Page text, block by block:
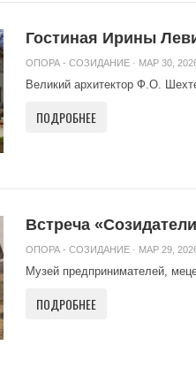
Гостиная Ирины
ОПОРА - СОЗИДАНИЕ · МАР 30,
Великий архитектор Ф.О.
ПОДРОБНЕЕ
Встреча
ОПОРА - СОЗИДАНИЕ · МАР 29,
Музей предпринимателей,
ПОДРОБНЕЕ